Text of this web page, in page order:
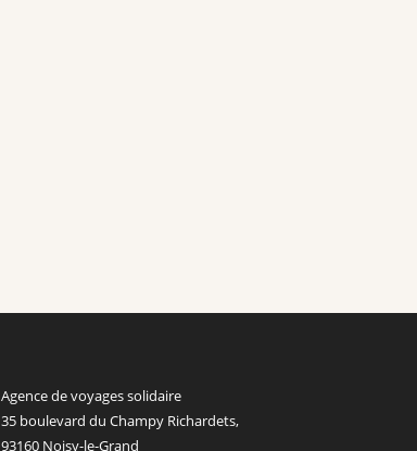
Agence de voyages solidaire
35 boulevard du Champy Richardets,
93160 Noisy-le-Grand